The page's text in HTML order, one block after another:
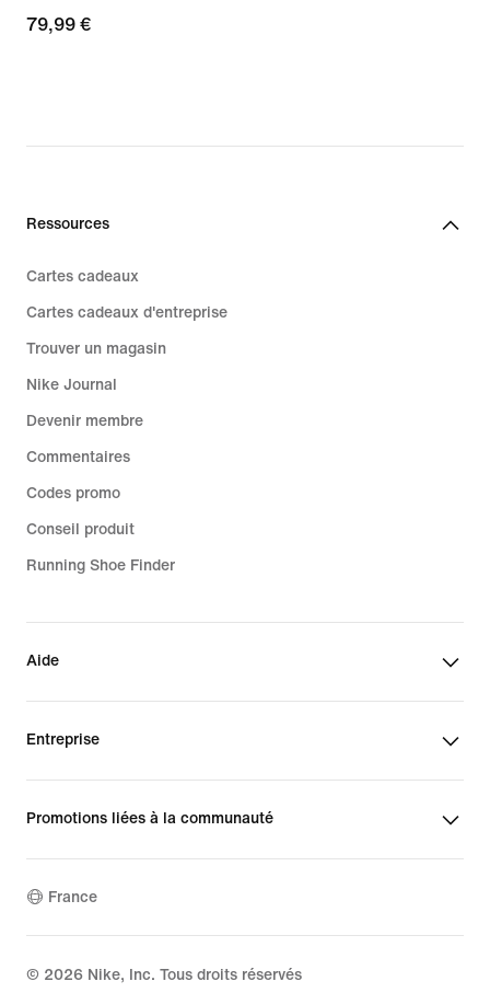
79,99 €
79,99 €
Ressources
Cartes cadeaux
Cartes cadeaux d'entreprise
Trouver un magasin
Nike Journal
Devenir membre
Commentaires
Codes promo
Conseil produit
Running Shoe Finder
Aide
Entreprise
Promotions liées à la communauté
France
© 2026 Nike, Inc. Tous droits réservés